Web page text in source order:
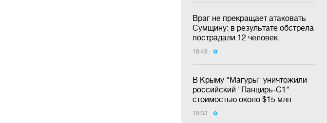
Враг не прекращает атаковать
Сумщину: в результате обстрела
пострадали 12 человек
10:49
В Крыму "Магуры" уничтожили
российский "Панцирь-С1"
стоимостью около $15 млн
10:33